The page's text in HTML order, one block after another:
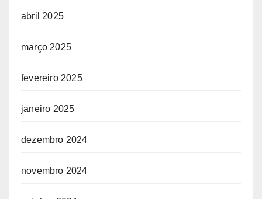
abril 2025
março 2025
fevereiro 2025
janeiro 2025
dezembro 2024
novembro 2024